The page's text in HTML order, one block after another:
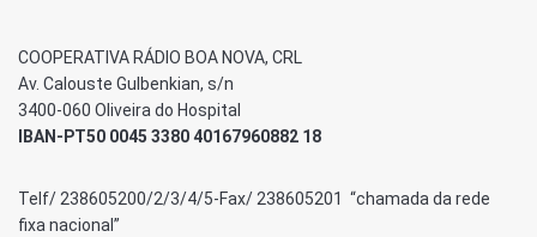
COOPERATIVA RÁDIO BOA NOVA, CRL
Av. Calouste Gulbenkian, s/n
3400-060 Oliveira do Hospital
IBAN-PT50 0045 3380 40167960882 18
Telf/ 238605200/2/3/4/5-Fax/ 238605201 “chamada da rede
fixa nacional”